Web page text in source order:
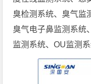
臭检测系统、臭气监
臭气电子鼻监测系统
监测系统、OU监测